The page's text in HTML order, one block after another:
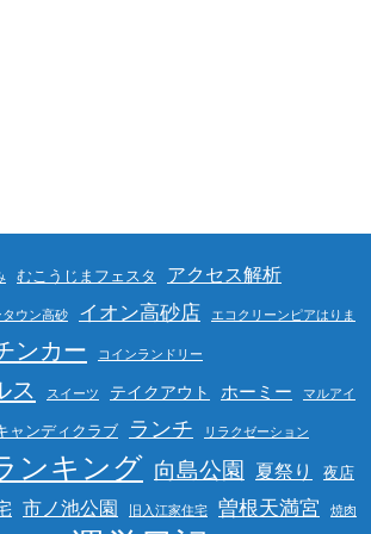
むこうじまフェスタ アクセス解析
タウン高砂 イオン高砂店 エコクリーンピアはりま
ンカー コインランドリー
ス スイーツ テイクアウト ホーミー マルアイ
ャンディクラブ ランチ リラクゼーション
ンキング 向島公園 夏祭り 夜店
市ノ池公園 旧入江家住宅 曽根天満宮 焼肉